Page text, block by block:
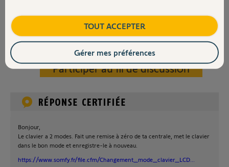
D'avance merci !
Mikael P.
il y a plus de 10 ans
Participer au fil de discussion
Bonjour,
Le clavier a 2 modes. Fait une remise à zéro de ta centrale, met le clavier
dans le bon mode et enregistre-le à nouveau.
https://www.somfy.fr/file.cfm/Changement_mode_clavier_LCD...
TOUT ACCEPTER
Gérer mes préférences